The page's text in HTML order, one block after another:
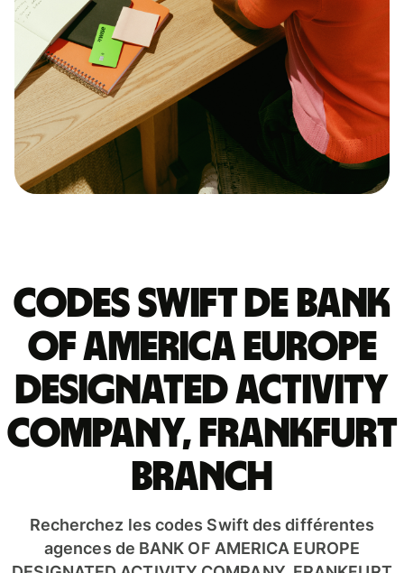
Codes Swift de BANK
OF AMERICA EUROPE
DESIGNATED ACTIVITY
COMPANY, FRANKFURT
BRANCH
Recherchez les codes Swift des différentes
agences de BANK OF AMERICA EUROPE